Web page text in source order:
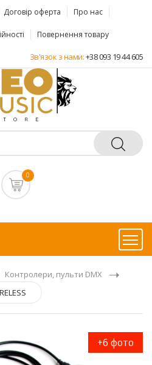
Договір оферта Про нас
Повернення товару
Зв'язок з нами:+38 093 19 44 605
0
Контролери, пульти DMX
+6 фото